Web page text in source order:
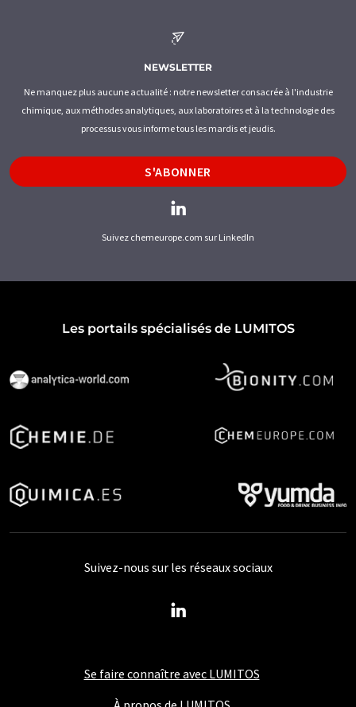
NEWSLETTER
Ne manquez plus aucune actualité : notre newsletter consacrée à l'industrie
chimique, aux méthodes analytiques, aux laboratoires et à la technologie des
processus vous informe tous les mardis et jeudis.
S'ABONNER
Suivez chemeurope.com sur LinkedIn
Les portails spécialisés de LUMITOS
Se faire connaître avec LUMITOS
Suivez-nous sur les réseaux sociaux